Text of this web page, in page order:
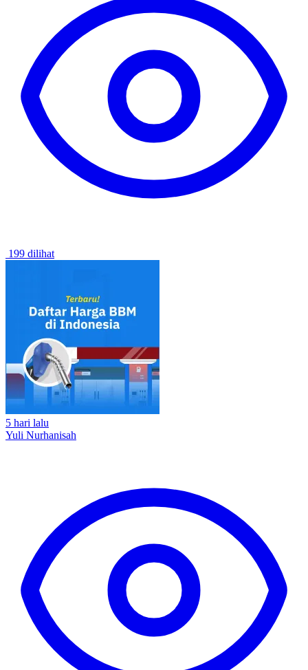
199 dilihat
5 hari lalu
Yuli Nurhanisah